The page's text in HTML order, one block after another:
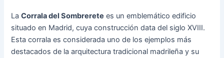
LaCorrala del Sombrerete es un emblemático edificio
situado en Madrid, cuya construcción data del siglo XVIII.
Esta corrala es considerada uno de los ejemplos más
destacados de la arquitectura tradicional madrileña y su